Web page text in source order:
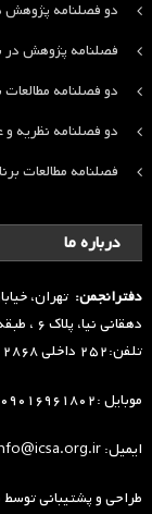
دو فصلنامه پژوهش
فصلنامه پژوهش در
دو فصلنامه
دو فصلنامه نظریه
فصلنامه مطالعات
درباره ما
دفترانجمن: تهران،
دهقانی نیا، پلاک ۶ ، طبقه پنجم، دبیر خانه انجمن مطالعات برنامه درسی ایران
تلفن:۲۵۲ داخلی ۸۸۸۱۲۸۶۸(۰۲۱)
موبایل :۰۹۰۱۶۹۶۱۸۰۲
ایمیل: info@icsa.org.ir
طراحی و پشتیبانی توسط